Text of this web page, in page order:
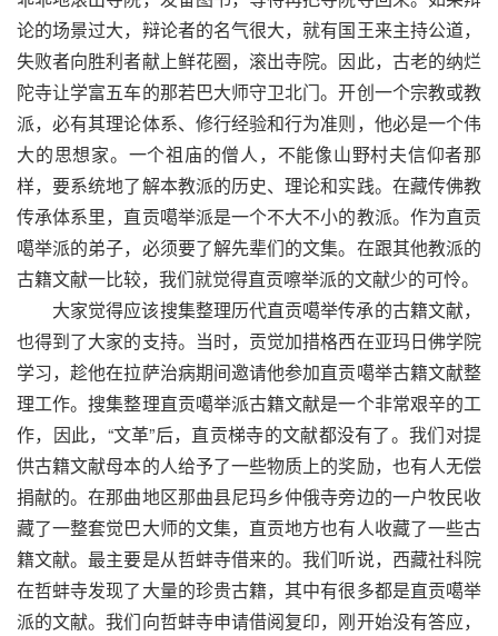
论的场景过大，辩论者的名气很大，就有国王来主持公道，
失败者向胜利者献上鲜花圈，滚出寺院。因此，古老的纳烂
陀寺让学富五车的那若巴大师守卫北门。开创一个宗教或教
派，必有其理论体系、修行经验和行为准则，他必是一个伟
大的思想家。一个祖庙的僧人，不能像山野村夫信仰者那
样，要系统地了解本教派的历史、理论和实践。在藏传佛教
传承体系里，直贡噶举派是一个不大不小的教派。作为直贡
噶举派的弟子，必须要了解先辈们的文集。在跟其他教派的
古籍文献一比较，我们就觉得直贡嚓举派的文献少的可怜。
大家觉得应该搜集整理历代直贡噶举传承的古籍文献，
也得到了大家的支持。当时，贡觉加措格西在亚玛日佛学院
学习，趁他在拉萨治病期间邀请他参加直贡噶举古籍文献整
理工作。搜集整理直贡噶举派古籍文献是一个非常艰辛的工
作，因此，“文革”后，直贡梯寺的文献都没有了。我们对提
供古籍文献母本的人给予了一些物质上的奖励，也有人无偿
捐献的。在那曲地区那曲县尼玛乡仲俄寺旁边的一户牧民收
藏了一整套觉巴大师的文集，直贡地方也有人收藏了一些古
籍文献。最主要是从哲蚌寺借来的。我们听说，西藏社科院
在哲蚌寺发现了大量的珍贵古籍，其中有很多都是直贡噶举
派的文献。我们向哲蚌寺申请借阅复印，刚开始没有答应，